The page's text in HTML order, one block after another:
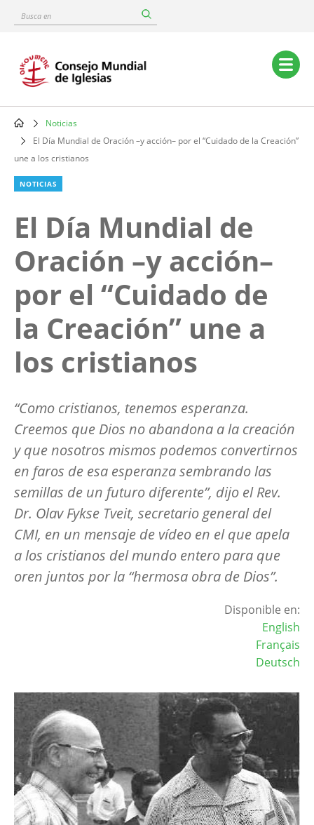
content
Busca
Main
navigation
Breadcrumb
Noticias
El Día Mundial de Oración –y acción– por el “Cuidado de la Creación”
une a los cristianos
NOTICIAS
El Día Mundial de
Oración –y acción–
por el “Cuidado de
la Creación” une a
los cristianos
“Como cristianos, tenemos esperanza.
Creemos que Dios no abandona a la creación
y que nosotros mismos podemos convertirnos
en faros de esa esperanza sembrando las
semillas de un futuro diferente”, dijo el Rev.
Dr. Olav Fykse Tveit, secretario general del
CMI, en un mensaje de vídeo en el que apela
a los cristianos del mundo entero para que
oren juntos por la “hermosa obra de Dios”.
Disponible en:
English
Français
Deutsch
Image